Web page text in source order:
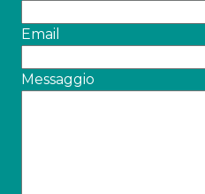
Email
Messaggio